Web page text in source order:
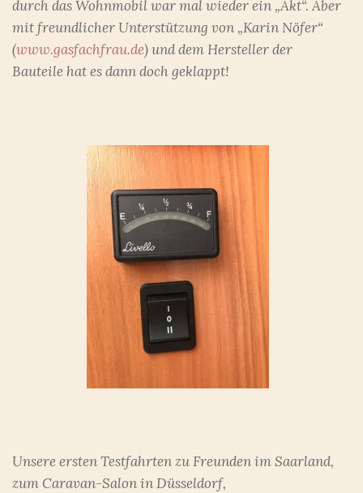
durch das Wohnmobil war mal wieder ein „Akt“. Aber
mit freundlicher Unterstützung von „Karin Nöfer“
(www.gasfachfrau.de) und dem Hersteller der
Bauteile hat es dann doch geklappt!
Unsere ersten Testfahrten zu Freunden im Saarland,
zum Caravan-Salon in Düsseldorf,